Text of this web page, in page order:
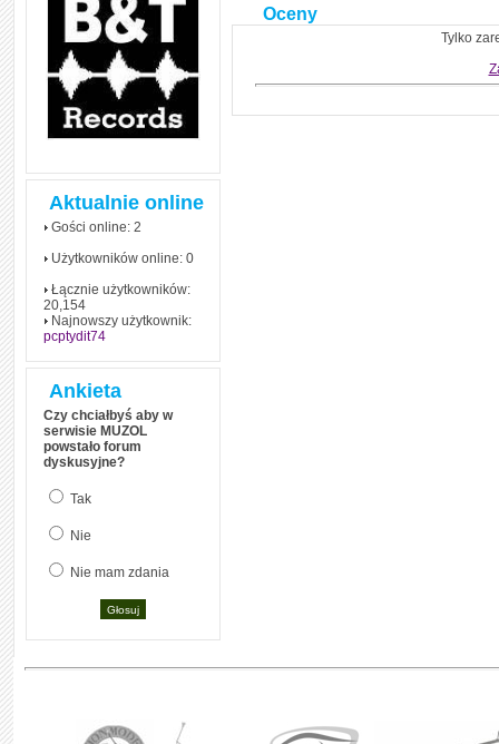
Aktualnie online
Gości online: 2
Użytkowników online: 0
Łącznie użytkowników:
20,154
Najnowszy użytkownik:
pcptydit74
Ankieta
Czy chciałbyś aby w
serwisie MUZOL
powstało forum
dyskusyjne?
Tak
Nie
Nie mam zdania
Oceny
Tylko